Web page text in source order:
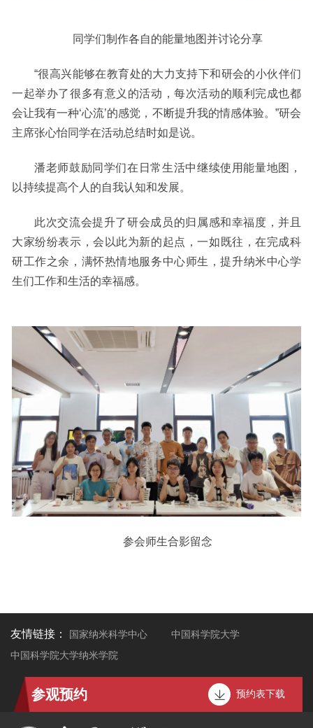
同学们制作各自的能量地图并讨论分享
“很高兴能够在教育处的大力支持下和研会的小伙伴们
一起举办了很多有意义的活动，每次活动的顺利完成也都
会让我有一种‘心流’的感觉，不断提升我的情感体验。”研会
主席张心怡同学在活动总结时如是说。
潘老师鼓励同学们在日常生活中继续使用能量地图，
以持续提高个人的自我认知和发展。
此次交流会提升了研会成员的归属感和幸福度，并且
大家纷纷表示，会以此为新的起点，一如既往，在完成科
研工作之余， 满怀热情地服务中心师生，提升纳米中心学
生们工作和生活的幸福感。
参会师生合影留念
友情链接： 国家纳米科学中心
中国科学院大学
中国科学院大学纳米学院
参观预约 预约表下载